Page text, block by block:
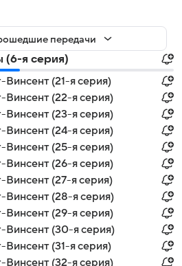
передачи
(6-я серия)
(21-я серия)
Винсент (22-я серия)
Винсент (23-я серия)
Винсент (24-я серия)
Винсент (25-я серия)
Винсент (26-я серия)
Винсент (27-я серия)
Винсент (28-я серия)
Винсент (29-я серия)
Винсент (30-я серия)
(31-я серия)
Винсент (32-я серия)